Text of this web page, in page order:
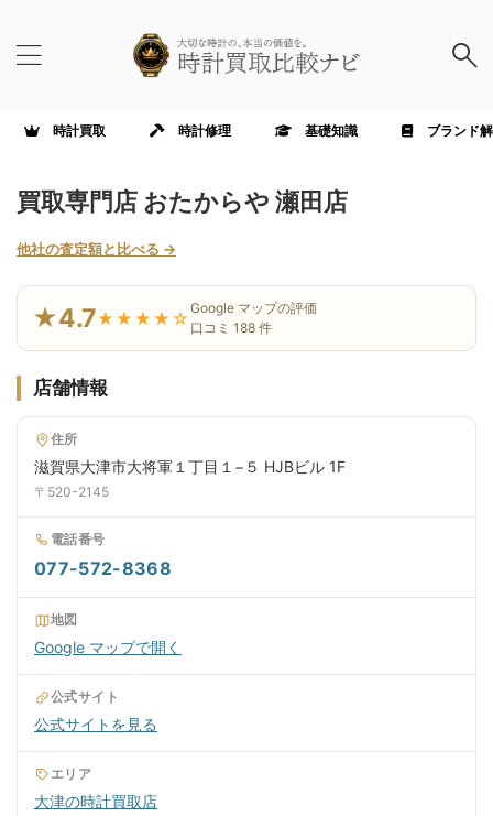
時計買取 時計修理 基礎知識 ブランド
買取専門店 おたからや 瀬田店
他社の査定額と比べる →
★4.7★★★★☆ Google マップの評価
口コミ 188 件
店舗情報
住所
滋賀県大津市大将軍１丁目１−５ HJBビル 1F
〒520-2145
電話番号
077-572-8368
地図
Google マップで開く
公式サイト
公式サイトを見る
エリア
大津の時計買取店